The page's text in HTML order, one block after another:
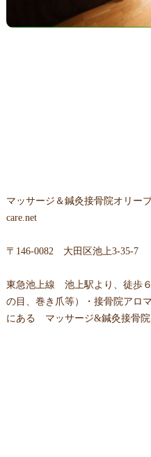
マッサージ＆鍼灸接骨院オリー
care.net
〒146-0082 大田区池上3-35-7
東急池上線 池上駅より、徒歩
の目、巻き爪等）・接骨院アロ
にある マッサージ&鍼灸接骨